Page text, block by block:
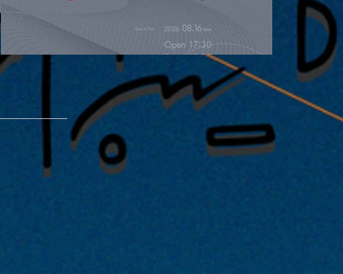
2026.08.16 |【観覧】夜）four dots vol.2